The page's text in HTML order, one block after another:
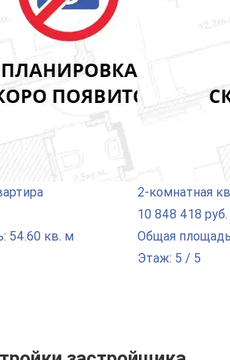
54.60 кв. м
2-комнатная
10 848 418 руб.
Общая
Этаж: 5 / 5